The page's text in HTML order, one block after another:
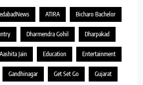
ATIRA Bicharo Bachelor
Dharmendra Gohil Dharpakad
Jain Education Entertainment
Gandhinagar Get Set Go Gujarat